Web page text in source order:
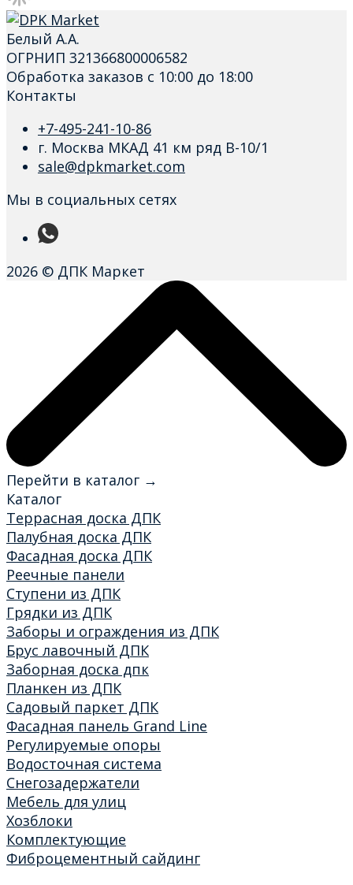
Белый А.А.
ОГРНИП 321366800006582
Обработка заказов с 10:00 до 18:00
Контакты
+7-495-241-10-86
г. Москва МКАД 41 км ряд В-10/1
sale@dpkmarket.com
Мы в социальных сетях
2026 © ДПК Маркет
Перейти в каталог →
Каталог
Террасная доска ДПК
Палубная доска ДПК
Фасадная доска ДПК
Реечные панели
Ступени из ДПК
Грядки из ДПК
Заборы и ограждения из ДПК
Брус лавочный ДПК
Заборная доска дпк
Планкен из ДПК
Садовый паркет ДПК
Фасадная панель Grand Line
Регулируемые опоры
Водосточная система
Снегозадержатели
Мебель для улиц
Хозблоки
Комплектующие
Фиброцементный сайдинг